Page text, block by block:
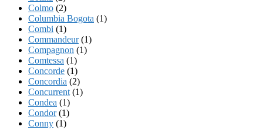
Colmo (2)
Columbia Bogota (1)
Combi (1)
Commandeur(1)
Compagnon (1)
Comtessa (1)
Concorde (1)
Concordia (2)
Concurrent (1)
Condea (1)
Condor(1)
Conny (1)